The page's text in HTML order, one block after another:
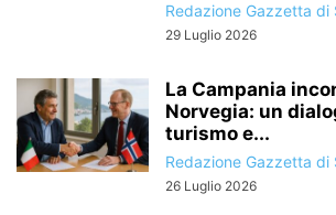
Redazione Gazzetta di
29 Luglio 2026
La Campania
Norvegia: un
turismo e...
Redazione Gazzetta di
26 Luglio 2026